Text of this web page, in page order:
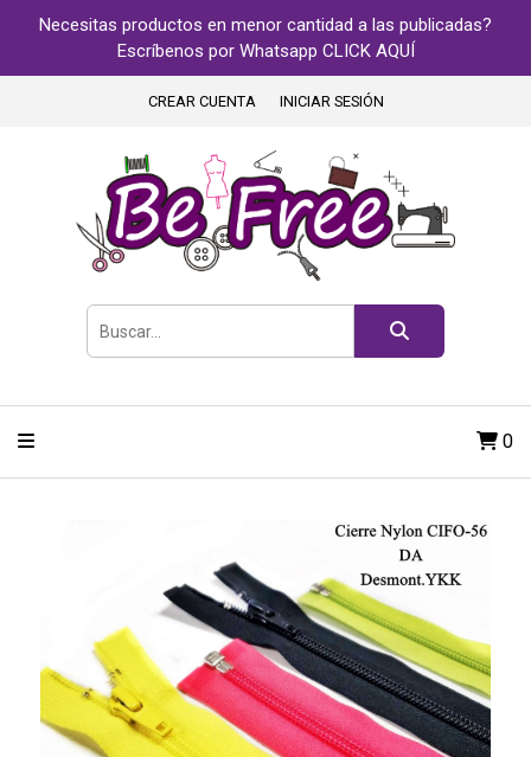
Necesitas productos en menor cantidad a las publicadas?
Escríbenos por Whatsapp CLICK AQUÍ
CREAR CUENTA INICIAR SESIÓN
0